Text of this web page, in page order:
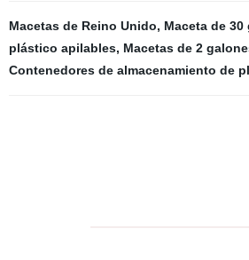
Macetas de Reino Unido, Maceta de 30
plástico apilables, Macetas de 2
Contenedores de almacenamiento de